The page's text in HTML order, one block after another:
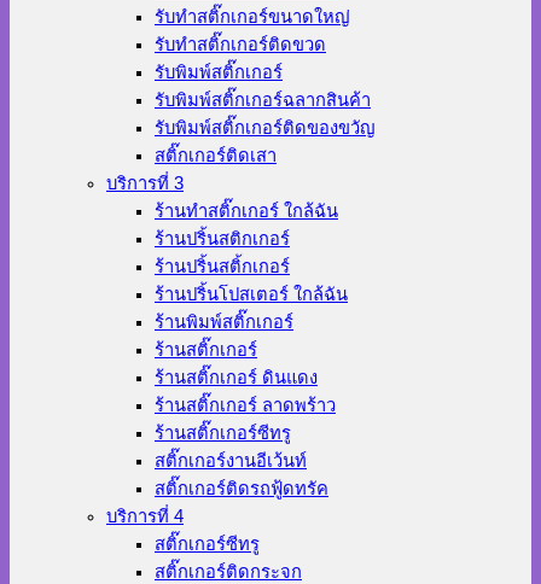
รับทำสติ๊กเกอร์ขนาดใหญ่
รับทำสติ๊กเกอร์ติดขวด
รับพิมพ์สติ๊กเกอร์
รับพิมพ์สติ๊กเกอร์ฉลากสินค้า
รับพิมพ์สติ๊กเกอร์ติดของขวัญ
สติ๊กเกอร์ติดเสา
บริการที่ 3
ร้านทําสติ๊กเกอร์ ใกล้ฉัน
ร้านปริ้นสติกเกอร์
ร้านปริ้นสติ้กเกอร์
ร้านปริ้นโปสเตอร์ ใกล้ฉัน
ร้านพิมพ์สติ๊กเกอร์
ร้านสติ๊กเกอร์
ร้านสติ๊กเกอร์ ดินแดง
ร้านสติ๊กเกอร์ ลาดพร้าว
ร้านสติ๊กเกอร์ซีทรู
สติ๊กเกอร์งานอีเว้นท์
สติ๊กเกอร์ติดรถฟู้ดทรัค
บริการที่ 4
สติ๊กเกอร์ซีทรู
สติ๊กเกอร์ติดกระจก